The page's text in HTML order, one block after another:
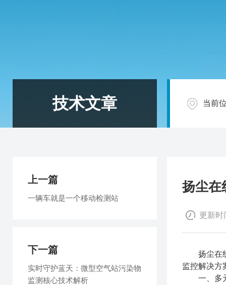
技术文章 当前
扬尘在
更新时
扬尘在
监控解决方
一、多
上一篇
一辆车就是一个移动检测站
下一篇
实时守护蓝天：微型空气站污染物
监测核心技术解析